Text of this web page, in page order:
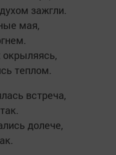
зажгли.
мая,
окрыляясь,
теплом.
встреча,
долече,